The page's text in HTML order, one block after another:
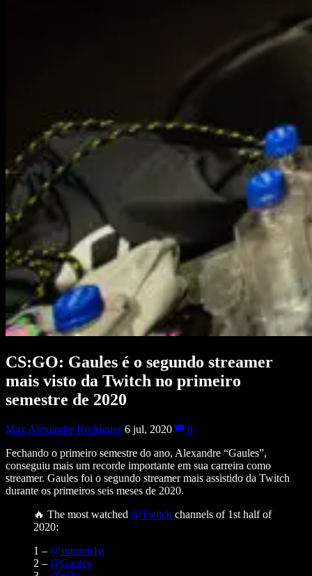
CS:GO: Gaules é o segundo streamer
mais visto da Twitch no primeiro
semestre de 2020
Max Alexandre Rodrigues 6 jul, 2020
0
Fechando o primeiro semestre do ano, Alexandre “Gaules”,
conseguiu mais um recorde importante em sua carreira como
streamer. Gaules foi o segundo streamer mais assistido da Twitch
durante os primeiros seis meses de 2020.
🔥 The most watched @Twitch channels of 1st half of
2020:
1 – @summit1g
2 – @Gaules